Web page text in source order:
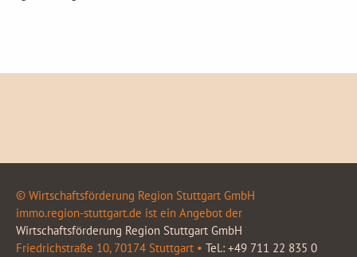
© Wirtschaftsförderung Region Stuttgart GmbH
immo.region-stuttgart.de ist ein Angebot der
Wirtschaftsförderung Region Stuttgart GmbH
Friedrichstraße 10, 70174 Stuttgart • Tel.: +49 711 22 835 0